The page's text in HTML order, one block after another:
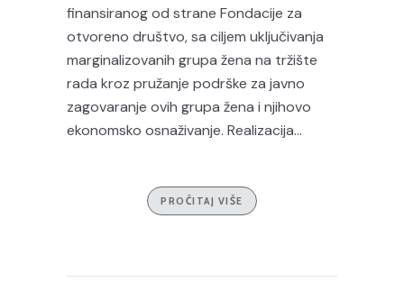
finansiranog od strane Fondacije za
otvoreno društvo, sa ciljem uključivanja
marginalizovanih grupa žena na tržište
rada kroz pružanje podrške za javno
zagovaranje ovih grupa žena i njihovo
ekonomsko osnaživanje. Realizacija...
PROČITAJ VIŠE